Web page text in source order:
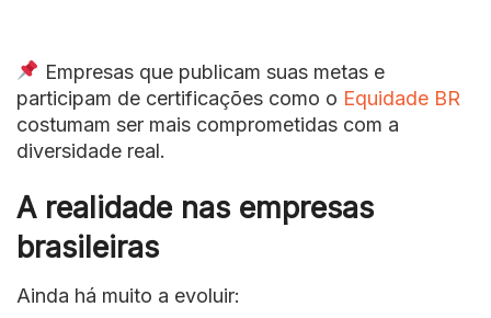
Empresas que publicam suas metas e
participam de certificações como o Equidade BR
costumam ser mais comprometidas com a
diversidade real.
A realidade nas empresas
brasileiras
Ainda há muito a evoluir: